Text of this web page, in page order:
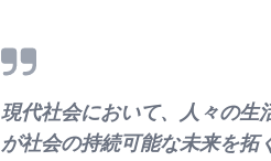
現代社会において、人々の生
が社会の持続可能な未来を拓